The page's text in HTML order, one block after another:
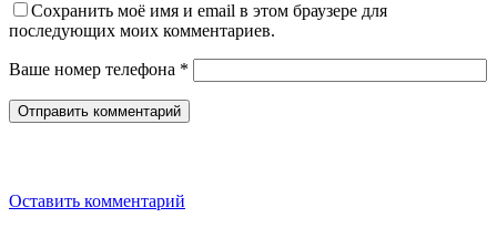
Сохранить моё имя и email в этом браузере для
последующих моих комментариев.
Ваше номер телефона *
Оставить комментарий